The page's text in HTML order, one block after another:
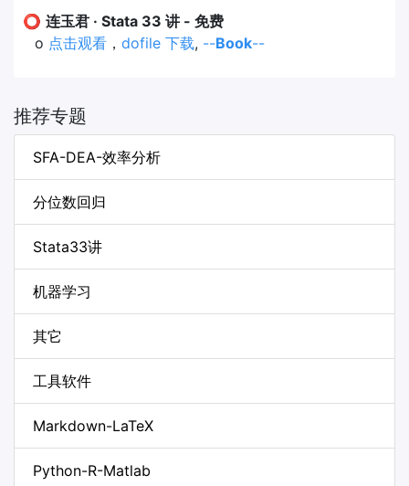
⭕ 连玉君 · Stata 33 讲 - 免费
o 点击观看 ， dofile 下载, --Book--
推荐专题
SFA-DEA-效率分析
分位数回归
Stata33讲
机器学习
其它
工具软件
Markdown-LaTeX
Python-R-Matlab